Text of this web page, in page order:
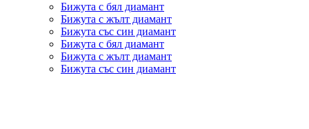
Бижута с бял диамант
Бижута с жълт диамант
Бижута със син диамант
Бижута с бял диамант
Бижута с жълт диамант
Бижута със син диамант